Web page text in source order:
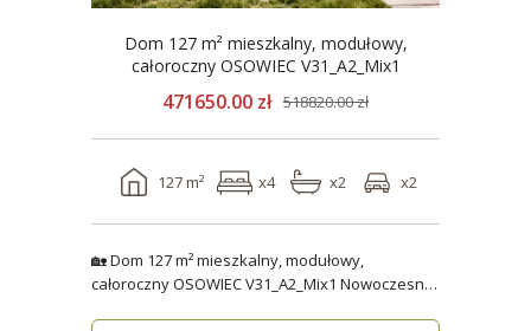
Dom 127 m² mieszkalny, modułowy,
całoroczny OSOWIEC V31_A2_Mix1
471650.00 zł 518820.00 zł
127 m² x4 x2 x2
🏡 Dom 127 m² mieszkalny, modułowy,
całoroczny OSOWIEC V31_A2_Mix1 Nowoczesny,